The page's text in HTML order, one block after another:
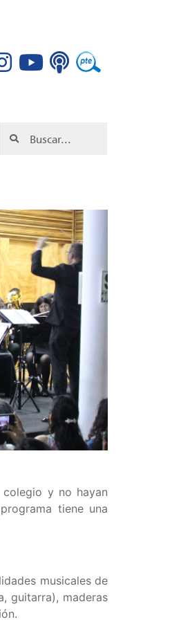
y no hayan
tiene una
musicales de
guitarra), maderas